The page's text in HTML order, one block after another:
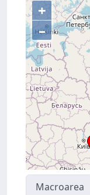
+
–
Macroarea